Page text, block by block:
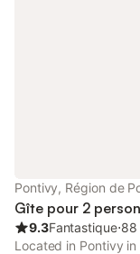
Pontivy, Région de
Gîte pour 2
9.3Fantastique⋅88
Located in Pontivy